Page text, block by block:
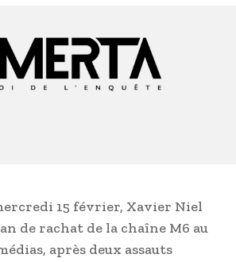
15 février, Xavier Niel
de rachat de la chaîne M6 au
après deux assauts